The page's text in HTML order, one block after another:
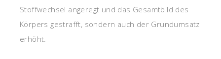
Stoffwechsel angeregt und das Gesamtbild des
Körpers gestrafft, sondern auch der Grundumsatz
erhöht.